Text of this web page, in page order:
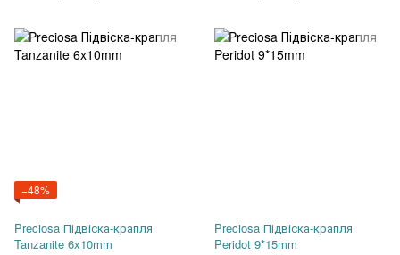
−48%
Preciosa Підвіска-крапля
Tanzanite 6x10mm
Preciosa Підвіска-крапля
Peridot 9*15mm